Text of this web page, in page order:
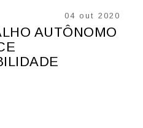
04 out 2020
AUTÔNOMO